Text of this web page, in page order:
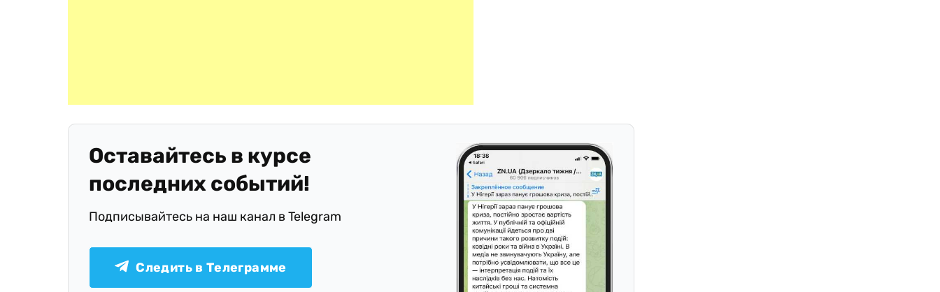
Оставайтесь в курсе
последних событий!
Подписывайтесь на наш канал в Telegram
Следить в Телеграмме